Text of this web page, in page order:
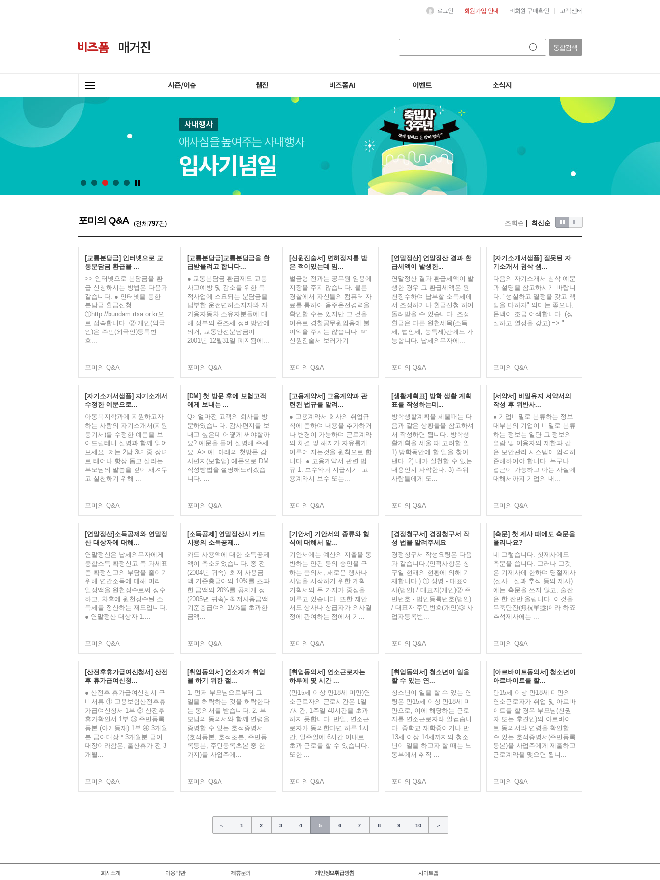
로그인 회원가입 안내 비회원 구매확인 고객센터
통합검색
시즌/이슈 웹진 비즈폼 AI 이벤트 소식지
포미의 Q&A (전체797건) 조회순 최신순
[교통분담금] 인터넷으로 교
통분담금 환급을 ...
>> 인터넷으로 분담금을 환
급 신청하시는 방법은 다음과
같습니다. ● 인터넷을 통한
분담금 환급신청
①http://bundam.rtsa.or.kr으
로 접속합니다. ② 개인(외국
인)은 주민(외국인)등록번
호...
포미의 Q&A
[교통분담금]교통분담금을 환
급받을려고 합니다...
● 교통분담금 환급제도 교통
사고예방 및 감소를 위한 목
적사업에 소요되는 분담금을
납부한 운전면허소지자와 자
가용자동차 소유자분들에 대
해 정부의 준조세 정비방안에
의거, 교통안전분담금이
2001년 12월31일 폐지됨에...
포미의 Q&A
[신원진술서] 면허정지를 받
은 적이있는데 임...
벌금형 전과는 공무원 임용에
지장을 주지 않습니다. 물론
경찰에서 자신들의 컴퓨터 자
료를 통하여 음주운전경력을
확인할 수는 있지만 그 것을
이유로 경찰공무원임용에 불
이익을 주지는 않습니다. ☞
신원진술서 보러가기
포미의 Q&A
[연말정산] 연말정산 결과 환
급세액이 발생한...
연말정산 결과 환급세액이 발
생한 경우 그 환급세액은 원
천징수하여 납부할 소득세에
서 조정하거나 환급신청 하여
돌려받을 수 있습니다. 조정
환급은 다른 원천세목(소득
세, 법인세, 농특세)간에도 가
능합니다. 납세의무자에...
포미의 Q&A
[자기소개서샘플] 잘못된 자
기소개서 첨삭 샘...
다음의 자기소개서 첨삭 예문
과 설명을 참고하시기 바랍니
다. "성실하고 열정을 갖고 책
임을 다하자" 의미는 좋으나,
문맥이 조금 어색합니다. (성
실하고 열정을 갖고) => "...
포미의 Q&A
[자기소개서샘플] 자기소개서
수정한 예문으로...
아동복지학과에 지원하고자
하는 사람의 자기소개서(지원
동기서)를 수정한 예문을 보
여드릴테니 설명과 함께 읽어
보세요. 저는 2남 3녀 중 장녀
로 태어나 항상 돕고 살라는
부모님의 말씀을 깊이 새겨두
고 실천하기 위해 ...
포미의 Q&A
[DM] 첫 방문 후에 보험고객
에게 보내는 ...
Q> 얼마전 고객의 회사를 방
문하였습니다. 감사편지를 보
내고 싶은데 어떻게 써야할까
요? 예문을 들어 설명해 주세
요. A> 예. 아래의 첫방문 감
사편지(보험업) 예문으로 DM
작성방법을 설명해드리겠습
니다. ...
포미의 Q&A
[고용계약서] 고용계약과 관
련된 법규를 알려...
● 고용계약서 회사의 취업규
칙에 준하여 내용을 추가하거
나 변경이 가능하며 근로계약
의 체결 및 해지가 자유롭게
이루어 지는것을 원칙으로 합
니다. ● 고용계약서 관련 법
규 1. 보수약과 지급시기- 고
용계약시 보수 또는...
포미의 Q&A
[생활계획표] 방학 생활 계획
표를 작성하는데...
방학생할계획을 세울때는 다
음과 같은 상황들을 참고하셔
서 작성하면 됩니다. 방학생
활계획을 세울 때 고려할 일
1) 방학동안에 할 일을 찾아
낸다. 2) 내가 실천할 수 있는
내용인지 파악한다. 3) 주위
사람들에게 도...
포미의 Q&A
[서약서] 비밀유지 서약서의
작성 후 위반사...
● 기업비밀로 분류하는 정보
대부분의 기업이 비밀로 분류
하는 정보는 일단 그 정보의
열람 및 이용자의 제한과 같
은 보안관리 시스템이 엄격히
존해하여야 합니다. 누구나
접근이 가능하고 아는 사실에
대해서까지 기업의 내...
포미의 Q&A
[연말정산]소득공제와 연말정
산 대상자에 대해...
연말정산은 납세의무자에게
종합소득 확정신고 즉 과세표
준 확정신고의 부담을 줄이기
위해 연간소득에 대해 미리
일정액을 원천징수로써 징수
하고, 차후에 원천징수된 소
득세를 정산하는 제도입니다.
● 연말정산 대상자 1....
포미의 Q&A
[소득공제] 연말정산시 카드
사용의 소득공제...
카드 사용액에 대한 소득공제
액이 축소되었습니다. 종 전
(2004년 귀속)- 최저 사용금
액 기준총급여의 10%를 초과
한 금액의 20%를 공제개 정
(2005년 귀속)- 최저사용금액
기준총급여의 15%를 초과한
금액...
포미의 Q&A
[기안서] 기안서의 종류와 형
식에 대해서 알...
기안서에는 예산의 지출을 동
반하는 안건 등의 승인을 구
하는 품의서, 새로운 행사나
사업을 시작하기 위한 계획.
기획서의 두 가지가 중심을
이루고 있습니다. 또한 제안
서도 상사나 상급자가 의사결
정에 관여하는 점에서 기...
포미의 Q&A
[경정청구서] 경정청구서 작
성 법을 알려주세요
경정청구서 작성요령은 다음
과 같습니다.(인적사항은 청
구일 현재의 현황에 의해 기
재합니다.) ① 성명 - 대표이
사(법인) / 대표자(개인)② 주
민번호 - 법인등록번호(법인)
/ 대표자 주민번호(개인)③ 사
업자등록번...
포미의 Q&A
[축문] 첫 제사 때에도 축문을
올리나요?
네 그렇습니다. 첫제사에도
축문을 씁니다. 그러나 그것
은 기제사에 한하며 명절제사
(절사 : 설과 추석 등의 제사)
에는 축문을 쓰지 않고, 술잔
은 한 잔만 올립니다. 이것을
무축단잔(無祝單盞)이라 하죠
추석제사에는 ...
포미의 Q&A
[산전후휴가급여신청서] 산전
후 휴가급여신청...
● 산전후 휴가급여신청시 구
비서류 ① 고용보험산전후휴
가급여신청서 1부 ② 산전후
휴가확인서 1부 ③ 주민등록
등본 (아기등재) 1부 ④ 3개월
분 급여대장 * 3개월분 급여
대장이라함은, 출산휴가 전 3
개월...
포미의 Q&A
[취업동의서] 연소자가 취업
을 하기 위한 절...
1. 먼저 부모님으로부터 그
일을 허락하는 것을 허락한다
는 동의서를 받습니다. 2. 부
모님의 동의서와 함께 연령을
증명할 수 있는 호적증명서
(호적등본, 호적초본, 주민등
록등본, 주민등록초본 중 한
가지)를 사업주에...
포미의 Q&A
[취업동의서] 연소근로자는
하루에 몇 시간 ...
(만15세 이상 만18세 미만)연
소근로자의 근로시간은 1일
7시간, 1주일 40시간을 초과
하지 못합니다. 만일, 연소근
로자가 동의한다면 하루 1시
간, 일주일에 6시간 이내로
초과 근로를 할 수 있습니다.
또한 ...
포미의 Q&A
[취업동의서] 청소년이 일을
할 수 있는 연...
청소년이 일을 할 수 있는 연
령은 만15세 이상 만18세 미
만으로, 이에 해당하는 근로
자를 연소근로자라 일컫습니
다. 중학교 재학중이거나 만
13세 이상 14세까지의 청소
년이 일을 하고자 할 때는 노
동부에서 취직 ...
포미의 Q&A
[아르바이트동의서] 청소년이
아르바이트를 할...
만15세 이상 만18세 미만의
연소근로자가 취업 및 아르바
이트를 할 경우 부모님(친권
자 또는 후견인)의 아르바이
트 동의서와 연령을 확인할
수 있는 호적증명서(주민등록
등본)을 사업주에게 제출하고
근로계약을 맺으면 됩니...
포미의 Q&A
< 1 2 3 4 5 6 7 8 9 10 >
회사소개 이용약관 제휴문의 개인정보취급방침 사이트맵